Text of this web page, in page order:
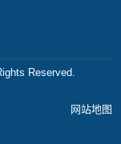
Reserved.
网站地图